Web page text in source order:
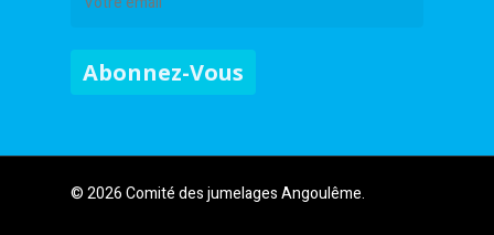
© 2026 Comité des jumelages Angoulême.